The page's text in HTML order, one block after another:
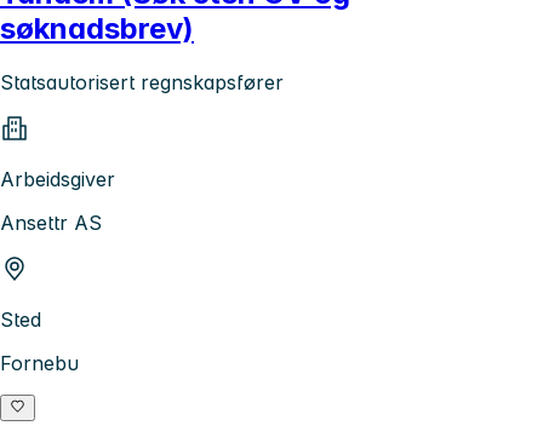
søknadsbrev)
Statsautorisert regnskapsfører
Arbeidsgiver
Ansettr AS
Sted
Fornebu